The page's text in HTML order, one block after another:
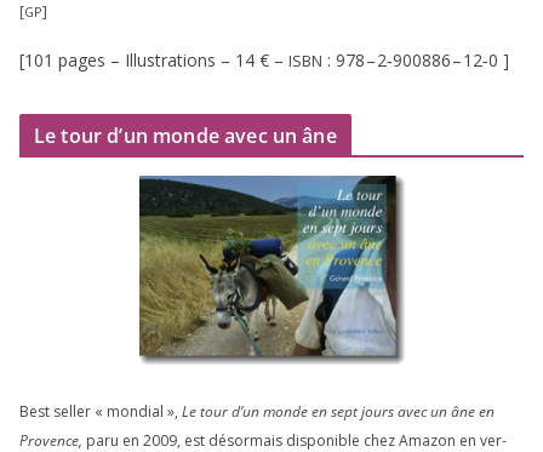
[GP]
[101 pages – Illustrations – 14 € – ISBN : 978–2‑900886–12‑0 ]
Le tour d’un monde avec un âne
Best sel­ler « mon­dial », Le tour d’un monde en sept jours avec un âne en
Provence, paru en 2009, est désor­mais dis­po­nible chez Amazon en ver­